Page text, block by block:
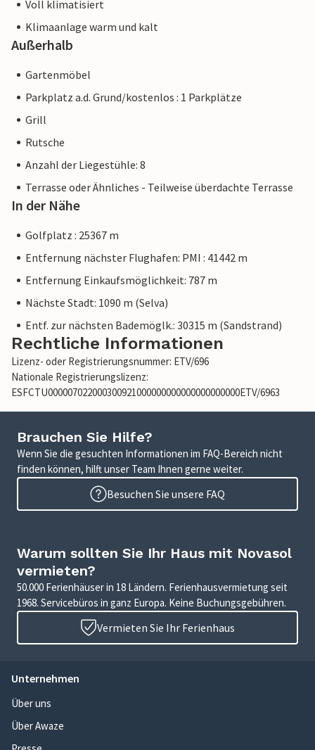
Verbraucherrecht möglicherweise nicht gilt. Sie können
jedoch sicher sein, dass wir Ihnen denselben Kundenservice
bieten und Ihr Aufenthalt sich nicht von einer Buchung bei
unterscheidet.
Voll klimatisiert
Klimaanlage warm und kalt
Außerhalb
Gartenmöbel
Parkplatz a.d. Grund/kostenlos : 1 Parkplätze
Grill
Rutsche
Anzahl der Liegestühle: 8
Terrasse oder Ähnliches - Teilweise überdachte Terrasse
In der Nähe
Golfplatz : 25367 m
Entfernung nächster Flughafen: PMI : 41442 m
Entfernung Einkaufsmöglichkeit: 787 m
Nächste Stadt: 1090 m (Selva)
Entf. zur nächsten Bademöglk.: 30315 m (Sandstrand)
Rechtliche Informationen
Lizenz- oder Registrierungsnummer: ETV/696
Nationale Registrierungslizenz:
ESFCTU000007022000300921000000000000000000000ETV/6963
Brauchen Sie Hilfe?
Wenn Sie die gesuchten Informationen im FAQ-Bereich nicht
finden können, hilft unser Team Ihnen gerne weiter.
Besuchen Sie unsere FAQ
Warum sollten Sie Ihr Haus mit Novasol
vermieten?
50.000 Ferienhäuser in 18 Ländern. Ferienhausvermietung seit
1968. Servicebüros in ganz Europa. Keine Buchungsgebühren.
Vermieten Sie Ihr Ferienhaus
Unternehmen
Über uns
Über Awaze